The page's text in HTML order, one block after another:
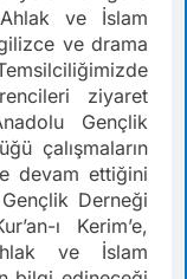
ve İslam
ve drama
ziyaret
Gençlik
çalışmaların
devam ettiğini
Derneği
ı Kerim’e,
ve İslam